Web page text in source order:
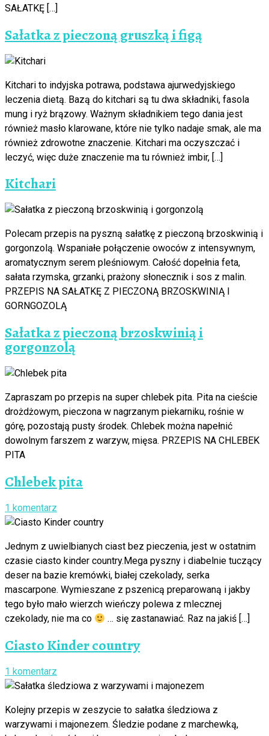
SAŁATKĘ […]
Sałatka z pieczoną gruszką i figą
Kitchari to indyjska potrawa, podstawa ajurwedyjskiego
leczenia dietą. Bazą do kitchari są tu dwa składniki, fasola
mung i ryż brązowy. Ważnym składnikiem tego dania jest
również masło klarowane, które nie tylko nadaje smak, ale ma
również zdrowotne znaczenie. Kitchari ma oczyszczać i
leczyć, więc duże znaczenie ma tu również imbir, […]
Kitchari
Polecam przepis na pyszną sałatkę z pieczoną brzoskwinią i
gorgonzolą. Wspaniałe połączenie owoców z intensywnym,
aromatycznym serem pleśniowym. Całość dopełnia feta,
sałata rzymska, grzanki, prażony słonecznik i sos z malin.
PRZEPIS NA SAŁATKĘ Z PIECZONĄ BRZOSKWINIĄ I
GORNGOZOLĄ
Sałatka z pieczoną brzoskwinią i
gorgonzolą
Zapraszam po przepis na super chlebek pita. Pita na cieście
drożdżowym, pieczona w nagrzanym piekarniku, rośnie w
górę, pozostają pusty środek. Chlebek można napełnić
dowolnym farszem z warzyw, mięsa. PRZEPIS NA CHLEBEK
PITA
Chlebek pita
1 komentarz
Jednym z uwielbianych ciast bez pieczenia, jest w ostatnim
czasie ciasto kinder country.Mega pyszny i diabelnie tuczący
deser na bazie kremówki, białej czekolady, serka
mascarpone. Wymieszane z pszenicą preparowaną i jakby
tego było mało wierzch wieńczy polewa z mlecznej
czekolady, nie ma co
… się zastanawiać. Raz na jakiś […]
Ciasto Kinder country
1 komentarz
Kolejny przepis w zeszycie to sałatka śledziowa z
warzywami i majonezem. Śledzie podane z marchewką,